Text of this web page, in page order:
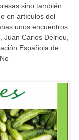
sino también
en artículos del
unos encuentros
Carlos Delrieu,
Española de